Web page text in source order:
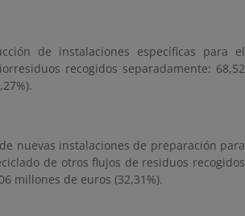
instalaciones específicas para el
recogidos separadamente: 68,52
instalaciones de preparación para
de otros flujos de residuos recogidos
millones de euros (32,31%).